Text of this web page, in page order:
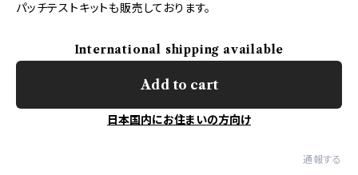
パッチテストキットも販売しております。
International shipping available
Add to cart
日本国内にお住まいの方向け
通報する